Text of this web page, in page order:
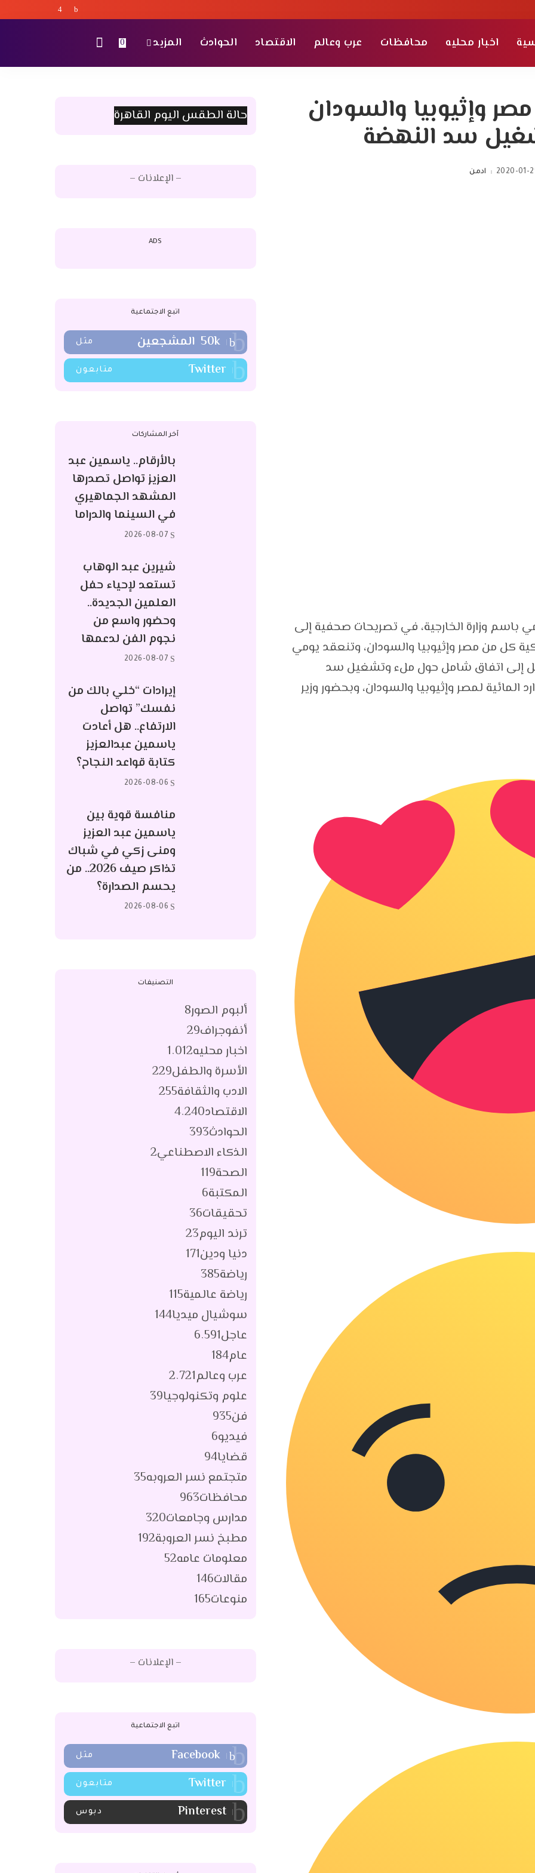
اخبار محليه محافظات عرب وعالم الاقتصاد الحوادث المزيد 0
وإثيوبيا والسودان
سد النهضة
2020-01-
Posted
ادمن
باسم وزارة الخارجية، في تصريحات صحفية إلى
كل من مصر وإثيوبيا والسودان، وتنعقد يومي
التوصل إلى اتفاق شامل حول ملء وتشغيل سد
المائية لمصر وإثيوبيا والسودان، وبحضور وزير
حالة الطقس اليوم القاهرة
– الإعلانات –
ADS
اتبع الاجتماعية
50k المشجعين مثل
Twitter متابعون
آخر المشاركات
بالأرقام.. ياسمين عبد
العزيز تواصل تصدرها
المشهد الجماهيري
في السينما والدراما
2026-08-07
شيرين عبد الوهاب
تستعد لإحياء حفل
العلمين الجديدة..
وحضور واسع من
نجوم الفن لدعمها
2026-08-07
إيرادات “خلي بالك من
نفسك” تواصل
الارتفاع.. هل أعادت
ياسمين عبدالعزيز
كتابة قواعد النجاح؟
2026-08-06
منافسة قوية بين
ياسمين عبد العزيز
ومنى زكي في شباك
تذاكر صيف 2026.. من
يحسم الصدارة؟
2026-08-06
التصنيفات
ألبوم الصور8
أنفوجراف29
اخبار محليه1٬012
الأسرة والطفل229
الادب والثقافة255
الاقتصاد4٬240
الحوادث393
الذكاء الاصطناعي2
الصحة119
المكتبة6
تحقيقات36
ترند اليوم23
دنيا ودين171
رياضة385
رياضة عالمية115
سوشيال ميديا144
عاجل6٬591
عام184
عرب وعالم2٬721
علوم وتكنولوجيا39
فن935
فيديو6
قضايا94
متجتمع نسر العروبه35
محافظات963
مدارس وجامعات320
مطبخ نسر العروبة192
معلومات عامه52
مقالات146
منوعات165
– الإعلانات –
اتبع الاجتماعية
Facebook مثل
Twitter متابعون
Pinterest دبوس